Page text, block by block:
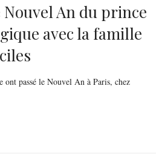
An du prince
avec la famille
passé le Nouvel An à Paris, chez